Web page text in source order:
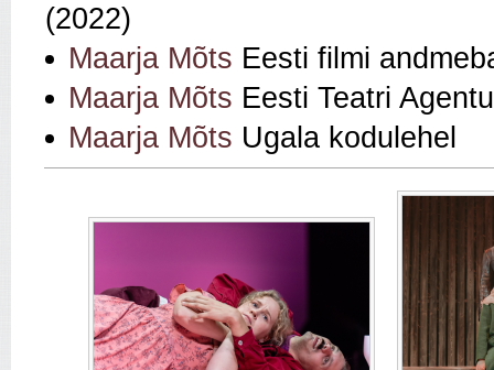
(2022)
Maarja Mõts Eesti filmi
Maarja Mõts Eesti Teatri
Maarja Mõts Ugala kodulehel